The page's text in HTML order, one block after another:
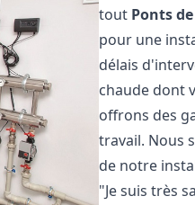
tout Ponts de
pour une
délais
chaude dont
offrons des
travail. Nous
de notre
"Je suis très